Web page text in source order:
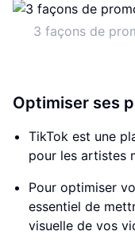
3 façons de
Optimiser ses
TikTok est une
pour les artistes
Pour optimiser
essentiel de
visuelle de vos